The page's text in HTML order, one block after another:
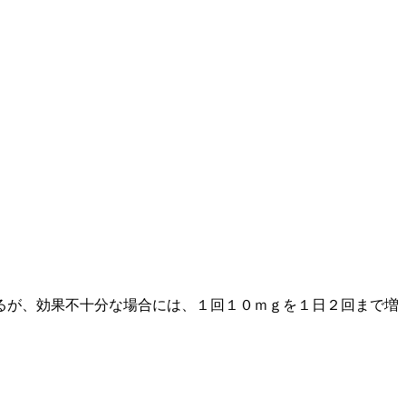
、効果不十分な場合には、１回１０ｍｇを１日２回まで増